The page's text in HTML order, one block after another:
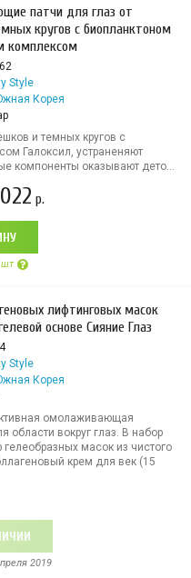
патчи для глаз от
кругов с биопланктоном
комплексом
Style
Корея
и темных кругов с
Галоксил, устраненяют
компоненты оказывают дето...
р.
шт
лифтинговых масок
основе Сияние Глаз
Style
Корея
омолаживающая
области вокруг глаз. В набор
гелеобразных масок из чистого
крем для век (15
2019